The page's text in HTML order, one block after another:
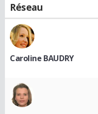
Réseau
Caroline BAUDRY